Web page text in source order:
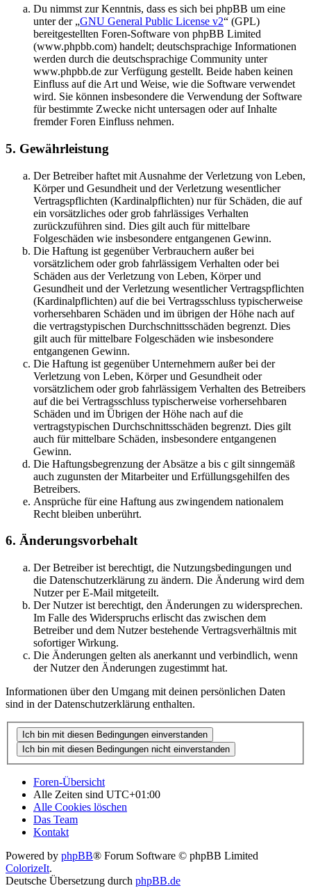
Du nimmst zur Kenntnis, dass es sich bei phpBB um eine
unter der „GNU General Public License v2“ (GPL)
bereitgestellten Foren-Software von phpBB Limited
(www.phpbb.com) handelt; deutschsprachige Informationen
werden durch die deutschsprachige Community unter
www.phpbb.de zur Verfügung gestellt. Beide haben keinen
Einfluss auf die Art und Weise, wie die Software verwendet
wird. Sie können insbesondere die Verwendung der Software
für bestimmte Zwecke nicht untersagen oder auf Inhalte
fremder Foren Einfluss nehmen.
5. Gewährleistung
Der Betreiber haftet mit Ausnahme der Verletzung von Leben,
Körper und Gesundheit und der Verletzung wesentlicher
Vertragspflichten (Kardinalpflichten) nur für Schäden, die auf
ein vorsätzliches oder grob fahrlässiges Verhalten
zurückzuführen sind. Dies gilt auch für mittelbare
Folgeschäden wie insbesondere entgangenen Gewinn.
Die Haftung ist gegenüber Verbrauchern außer bei
vorsätzlichem oder grob fahrlässigem Verhalten oder bei
Schäden aus der Verletzung von Leben, Körper und
Gesundheit und der Verletzung wesentlicher Vertragspflichten
(Kardinalpflichten) auf die bei Vertragsschluss typischerweise
vorhersehbaren Schäden und im übrigen der Höhe nach auf
die vertragstypischen Durchschnittsschäden begrenzt. Dies
gilt auch für mittelbare Folgeschäden wie insbesondere
entgangenen Gewinn.
Die Haftung ist gegenüber Unternehmern außer bei der
Verletzung von Leben, Körper und Gesundheit oder
vorsätzlichem oder grob fahrlässigem Verhalten des Betreibers
auf die bei Vertragsschluss typischerweise vorhersehbaren
Schäden und im Übrigen der Höhe nach auf die
vertragstypischen Durchschnittsschäden begrenzt. Dies gilt
auch für mittelbare Schäden, insbesondere entgangenen
Gewinn.
Die Haftungsbegrenzung der Absätze a bis c gilt sinngemäß
auch zugunsten der Mitarbeiter und Erfüllungsgehilfen des
Betreibers.
Ansprüche für eine Haftung aus zwingendem nationalem
Recht bleiben unberührt.
6. Änderungsvorbehalt
Der Betreiber ist berechtigt, die Nutzungsbedingungen und
die Datenschutzerklärung zu ändern. Die Änderung wird dem
Nutzer per E-Mail mitgeteilt.
Der Nutzer ist berechtigt, den Änderungen zu widersprechen.
Im Falle des Widerspruchs erlischt das zwischen dem
Betreiber und dem Nutzer bestehende Vertragsverhältnis mit
sofortiger Wirkung.
Die Änderungen gelten als anerkannt und verbindlich, wenn
der Nutzer den Änderungen zugestimmt hat.
Informationen über den Umgang mit deinen persönlichen Daten
sind in der Datenschutzerklärung enthalten.
Foren-Übersicht
Alle Zeiten sind UTC+01:00
Alle Cookies löschen
Das Team
Kontakt
Powered by phpBB® Forum Software © phpBB Limited
ColorizeIt.
Deutsche Übersetzung durch phpBB.de